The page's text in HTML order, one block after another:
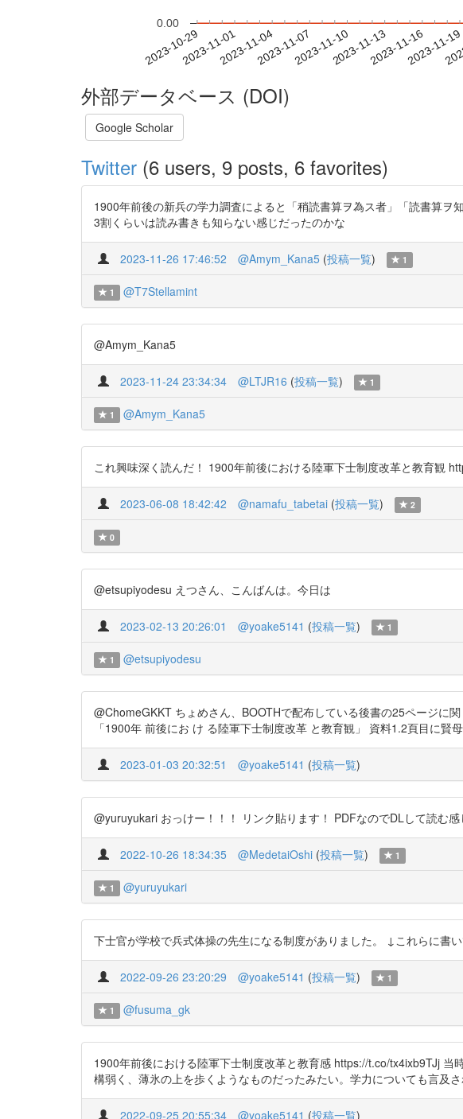
2023-10-292023-11-012023-11-042023-11-072023-11-102023-11-132023-11-162023-11-19
0.00
外部データベース (DOI)
Google Scholar
Twitter (6 users, 9 posts, 6 favorites)
1900年前後の新兵の学力調査によると「稍読書算ヲ為ス者」「読書算
3割くらいは読み書きも知らない感じだったのかな
2023-11-26 17:46:52 @Amym_Kana5 (投稿一覧) 1
1 @T7Stellamint
@Amym_Kana5
2023-11-24 23:34:34 @LTJR16 (投稿一覧) 1
1 @Amym_Kana5
これ興味深く読んだ！ 1900年前後における陸軍下士制度改革と教育観
2023-06-08 18:42:42 @namafu_tabetai (投稿一覧) 2
0
@etsupiyodesu えつさん、こんばんは。今日は
2023-02-13 20:26:01 @yoake5141 (投稿一覧) 1
1 @etsupiyodesu
@ChomeGKKT ちょめさん、BOOTHで配布している後書の25ページに
「1900年 前後にお け る陸軍下士制度改革 と教育観」 資料1.2頁目に
2023-01-03 20:32:51 @yoake5141 (投稿一覧)
@yuruyukari おっけー！！！ リンク貼ります！ PDFなのでDLして読む
2022-10-26 18:34:35 @MedetaiOshi (投稿一覧) 1
1 @yuruyukari
下士官が学校で兵式体操の先生になる制度がありました。 ↓これらに書
2022-09-26 23:20:29 @yoake5141 (投稿一覧) 1
1 @fusuma_gk
1900年前後における陸軍下士制度改革と教育感 https://t.co/tx4ixb9TJj
構弱く、薄氷の上を歩くようなものだったみたい。学力についても言及
2022-09-25 20:55:34 @yoake5141 (投稿一覧)